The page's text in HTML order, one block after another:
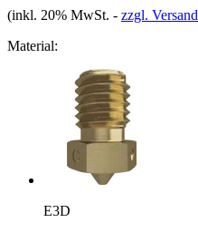
(inkl. 20% MwSt. - zzgl. Versand
Material:
E3D